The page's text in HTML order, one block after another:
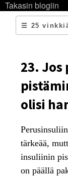
Takasin blogiin
☰ 25
23.
olisi
tärkeää,
insuliinin
on päällä